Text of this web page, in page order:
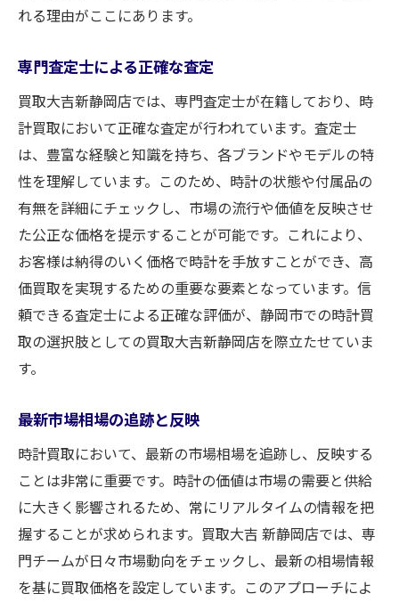
れる理由がここにあります。
専門査定士による正確な査定
買取大吉新静岡店では、専門査定士が在籍しており、時
計買取において正確な査定が行われています。査定士
は、豊富な経験と知識を持ち、各ブランドやモデルの特
性を理解しています。このため、時計の状態や付属品の
有無を詳細にチェックし、市場の流行や価値を反映させ
た公正な価格を提示することが可能です。これにより、
お客様は納得のいく価格で時計を手放すことができ、高
価買取を実現するための重要な要素となっています。信
頼できる査定士による正確な評価が、静岡市での時計買
取の選択肢としての買取大吉新静岡店を際立たせていま
す。
最新市場相場の追跡と反映
時計買取において、最新の市場相場を追跡し、反映する
ことは非常に重要です。時計の価値は市場の需要と供給
に大きく影響されるため、常にリアルタイムの情報を把
握することが求められます。買取大吉 新静岡店では、専
門チームが日々市場動向をチェックし、最新の相場情報
を基に買取価格を設定しています。このアプローチによ